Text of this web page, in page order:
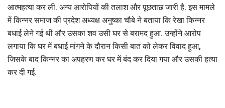
आत्महत्या कर ली. अन्य आरोपियों की तलाश और पूछताछ जारी है. इस मामले
में किन्नर समाज की प्रदेश अध्यक्ष अनुष्का चौबे ने बताया कि रेखा किन्नर
बधाई लेने गई थी और उसका शव उसी घर से बरामद हुआ. उन्होंने आरोप
लगाया कि घर में बधाई मांगने के दौरान किसी बात को लेकर विवाद हुआ,
जिसके बाद किन्नर का अपहरण कर घर में बंद कर दिया गया और उसकी हत्या
कर दी गई.